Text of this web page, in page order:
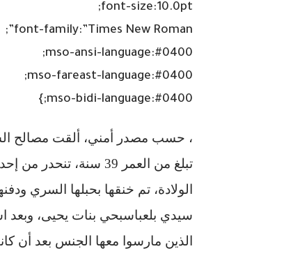
font-size:10.0pt;
font-family:”Times New Roman”;
mso-ansi-language:#0400;
mso-fareast-language:#0400;
mso-bidi-language:#0400;}
، حسب مصدر أمني، ألقت مصالح
تبلغ من العمر 39 سنة،
الولادة، تم خنقها بحبلها السري
سيدي بلعباسبحي بنات يحيى، وبعد
الذين مارسوا معها الجنس بعد أن